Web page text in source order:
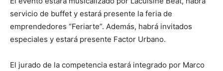
servicio de buffet y estará presente la feria de
emprendedores “Feriarte”. Además, habrá invitados
especiales y estará presente Factor Urbano.
El jurado de la competencia estará integrado por Marco